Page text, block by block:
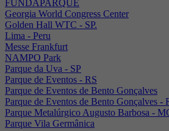
FUNDAPARQUE
Georgia World Congress Center
Golden Hall WTC - SP.
Lima - Peru
Messe Frankfurt
NAMPO Park
Parque da Uva - SP
Parque de Eventos - RS
Parque de Eventos de Bento Gonçalves
Parque de Eventos de Bento Gonçalves -
Parque Metalúrgico Augusto Barbosa -
Parque Vila Germânica